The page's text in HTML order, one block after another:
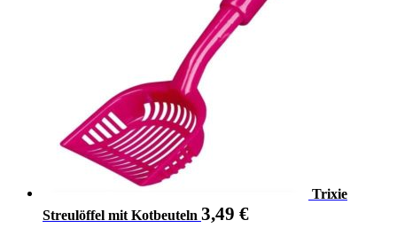
Trixie
Streulöffel mit Kotbeuteln 3,49 €